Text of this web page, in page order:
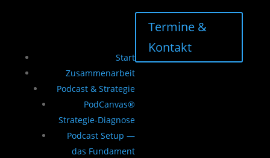
Start
Zusammenarbeit
Podcast & Strategie
PodCanvas®
Strategie-Diagnose
Podcast Setup —
das Fundament
Termine &
Kontakt